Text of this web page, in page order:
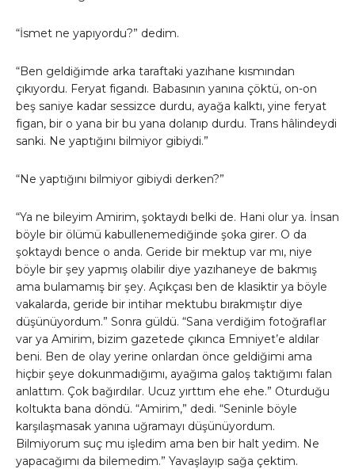
“İsmet ne yapıyordu?” dedim.
“Ben geldiğimde arka taraftaki yazıhane kısmından
çıkıyordu. Feryat figandı. Babasının yanına çöktü, on-on
beş saniye kadar sessizce durdu, ayağa kalktı, yine feryat
figan, bir o yana bir bu yana dolanıp durdu. Trans hâlindeydi
sanki. Ne yaptığını bilmiyor gibiydi.”
“Ne yaptığını bilmiyor gibiydi derken?”
“Ya ne bileyim Amirim, şoktaydı belki de. Hani olur ya. İnsan
böyle bir ölümü kabullenemediğinde şoka girer. O da
şoktaydı bence o anda. Geride bir mektup var mı, niye
böyle bir şey yapmış olabilir diye yazıhaneye de bakmış
ama bulamamış bir şey. Açıkçası ben de klasiktir ya böyle
vakalarda, geride bir intihar mektubu bırakmıştır diye
düşünüyordum.” Sonra güldü. “Sana verdiğim fotoğraflar
var ya Amirim, bizim gazetede çıkınca Emniyet’e aldılar
beni. Ben de olay yerine onlardan önce geldiğimi ama
hiçbir şeye dokunmadığımı, ayağıma galoş taktığımı falan
anlattım. Çok bağırdılar. Ucuz yırttım ehe ehe.” Oturduğu
koltukta bana döndü. “Amirim,” dedi. “Seninle böyle
karşılaşmasak yanına uğramayı düşünüyordum.
Bilmiyorum suç mu işledim ama ben bir halt yedim. Ne
yapacağımı da bilemedim.” Yavaşlayıp sağa çektim.